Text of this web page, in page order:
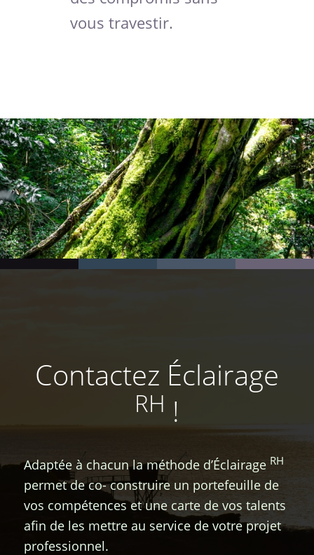
vous travestir.
Contactez Éclairage
RH !
Adaptée à chacun la méthode d’Éclairage RH
permet de co- construire un portefeuille de
vos compétences et une carte de vos talents
afin de les mettre au service de votre projet
professionnel.